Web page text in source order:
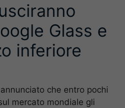
Glass e
inferiore
annunciato che entro pochi
mercato mondiale gli